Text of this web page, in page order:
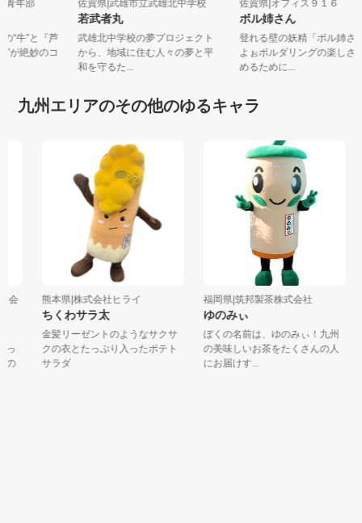
青年部
の“牛”と『芦
”が絶妙のコ
佐賀県|武雄市立武雄北中学校
若武者丸
武雄北中学校の夢プロジェクト
から、地域に住む人々の夢と平
和を守るた...
佐賀県|オフィス９１６
ボル姉さん
登れる壁の妖精「ボル姉
よぉボルダリングの楽し
めるために...
九州エリアのその他のゆるキャラ
熊本県|株式会社ヒライ
ちくわサラ太
金髪リーゼントのようなサクサ
クの衣とたっぷり入ったポテト
サラダ
福岡県|筑邦製茶株式会社
ゆのみぃ
ぼくの名前は、ゆのみぃ！九州
の美味しいお茶をたくさんの人
にお届けす...